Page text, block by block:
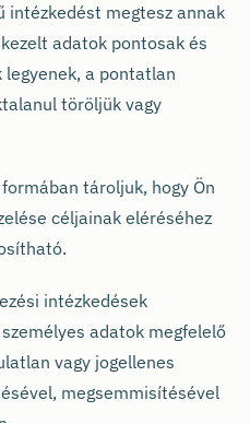
intézkedést megtesz annak
adatok pontosak és
legyenek, a pontatlan
töröljük vagy
tároljuk, hogy Ön
céljainak eléréséhez
intézkedések
adatok megfelelő
vagy jogellenes
megsemmisítésével